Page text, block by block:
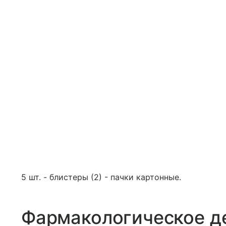
5 шт. - блистеры (2) - пачки картонные.
Фармакологическое